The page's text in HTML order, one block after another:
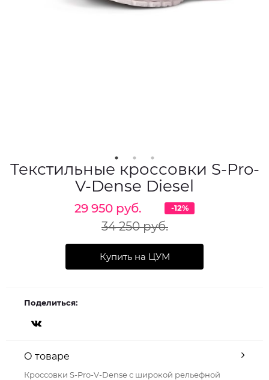
Текстильные кроссовки S-Pro-
V-Dense Diesel
29 950 руб.
34 250 руб.
-12%
Купить на ЦУМ
Поделиться:
О товаре
Кроссовки S-Pro-V-Dense с широкой рельефной